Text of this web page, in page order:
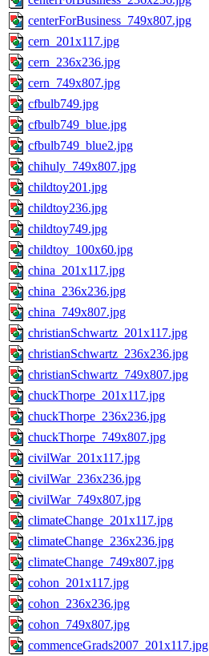
centerForBusiness_749x807.jpg
cern_201x117.jpg
cern_236x236.jpg
cern_749x807.jpg
cfbulb749.jpg
cfbulb749_blue.jpg
cfbulb749_blue2.jpg
chihuly_749x807.jpg
childtoy201.jpg
childtoy236.jpg
childtoy749.jpg
childtoy_100x60.jpg
china_201x117.jpg
china_236x236.jpg
china_749x807.jpg
christianSchwartz_201x117.jpg
christianSchwartz_236x236.jpg
christianSchwartz_749x807.jpg
chuckThorpe_201x117.jpg
chuckThorpe_236x236.jpg
chuckThorpe_749x807.jpg
civilWar_201x117.jpg
civilWar_236x236.jpg
civilWar_749x807.jpg
climateChange_201x117.jpg
climateChange_236x236.jpg
climateChange_749x807.jpg
cohon_201x117.jpg
cohon_236x236.jpg
cohon_749x807.jpg
commenceGrads2007_201x117.jpg